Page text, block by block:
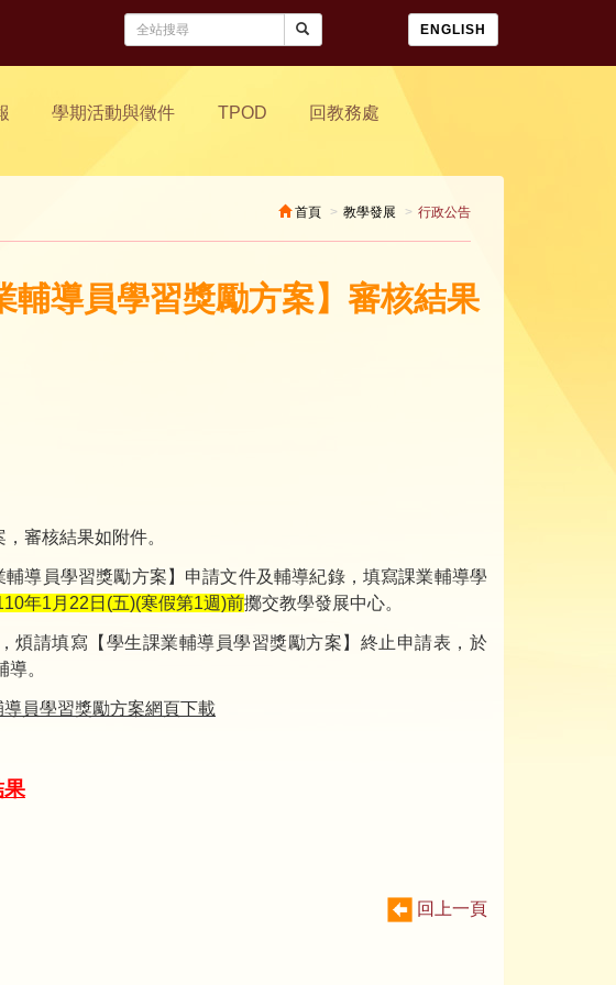
ENGLISH
學期活動與徵件 TPOD 回教務處
首頁 教學發展 行政公告
輔導員學習獎勵方案】審核結果
審核結果如附件。
導員學習獎勵方案】申請文件及輔導紀錄，填寫課業輔導學
年1月22日(五)(寒假第1週)前擲交教學發展中心。
煩請填寫【學生課業輔導員學習獎勵方案】終止申請表，於
。
員學習獎勵方案網頁下載
果
回上一頁